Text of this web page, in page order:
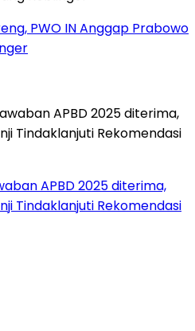
PWO IN Anggap Prabowo
APBD 2025 diterima,
Tindaklanjuti Rekomendasi